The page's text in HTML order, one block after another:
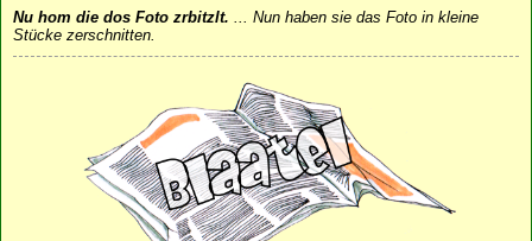
Nu hom die dos Foto zrbitzlt.
Nun haben sie das Foto in kleine
Stücke zerschnitten.